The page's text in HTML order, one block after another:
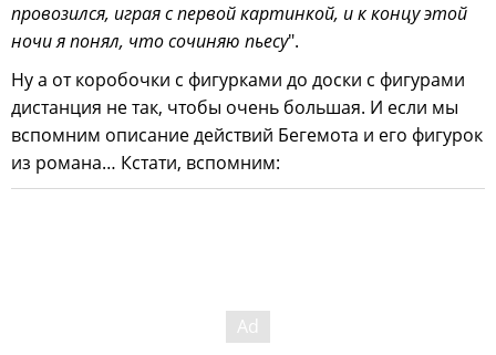
провозился, играя с первой картинкой, и к концу этой
ночи я понял, что сочиняю пьесу".
Ну а от коробочки с фигурками до доски с фигурами
дистанция не так, чтобы очень большая. И если мы
вспомним описание действий Бегемота и его фигурок
из романа… Кстати, вспомним: